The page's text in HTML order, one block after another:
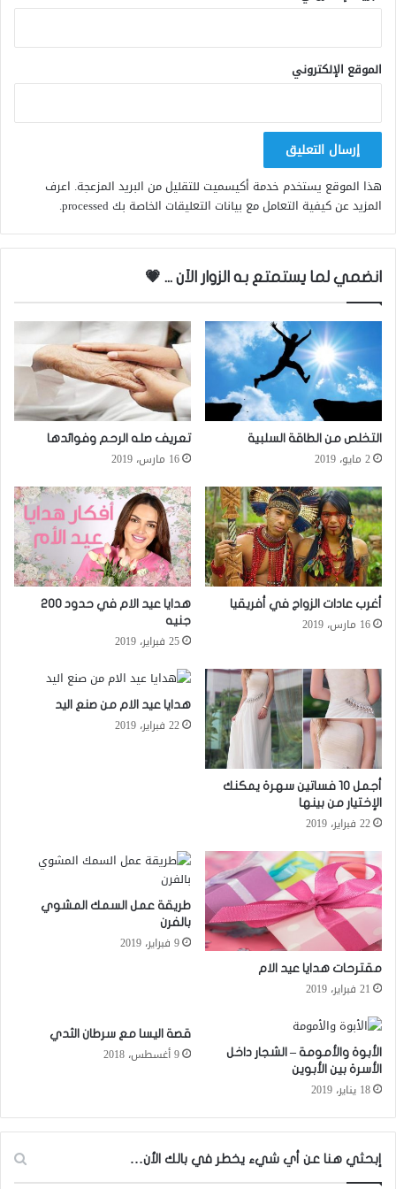
الموقع الإلكتروني
هذا الموقع يستخدم خدمة أكيسميت للتقليل من البريد المزعجة. اعرف
المزيد عن كيفية التعامل مع بيانات التعليقات الخاصة بك processed
.
انضمي لما يستمتع به الزوار الاَن ... 💗
التخلص من الطاقة السلبية
2 مايو، 2019
تعريف صله الرحم وفوائدها
16 مارس، 2019
أغرب عادات الزواج في أفريقيا
16 مارس، 2019
هدايا عيد الام في حدود 200
جنيه
25 فبراير، 2019
أجمل 10 فساتين سهرة يمكنك
الإختيار من بينها
22 فبراير، 2019
هدايا عيد الام من صنع اليد
22 فبراير، 2019
مقترحات هدايا عيد الام
21 فبراير، 2019
طريقة عمل السمك المشوي
بالفرن
9 فبراير، 2019
الأبوة والأمومة – الشجار داخل
الأسرة بين الأبوين
18 يناير، 2019
قصة اليسا مع سرطان الثدي
9 أغسطس، 2018
إبحثي هنا عن أي شيء يخطر في بالك الأن…